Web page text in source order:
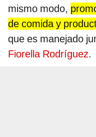
mismo modo,
de comida y
que es manejado
Fiorella Rodríguez.